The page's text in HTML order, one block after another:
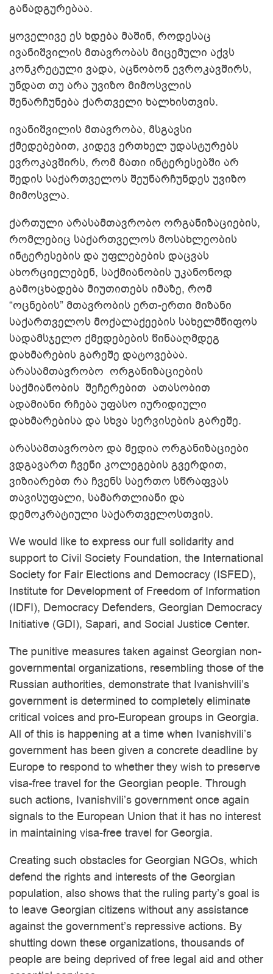
განადგურებაა.
ყოველივე ეს ხდება მაშინ, როდესაც
ივანიშვილის მთავრობას მიცემული აქვს
კონკრეტული ვადა, აცნობონ ევროკავშირს,
უნდათ თუ არა უვიზო მიმოსვლის
შენარჩუნება ქართველი ხალხისთვის.
ივანიშვილის მთავრობა, მსგავსი
ქმედებებით, კიდევ ერთხელ უდასტურებს
ევროკავშირს, რომ მათი ინტერესებში არ
შედის საქართველოს შეუნარჩუნდეს უვიზო
მიმოსვლა.
ქართული არასამთავრობო ორგანიზაციების,
რომლებიც საქართველოს მოსახლეობის
ინტერესების და უფლებების დაცვას
ახორციელებენ, საქმიანობის უკანონოდ
გამოცხადება მიუთითებს იმაზე, რომ
“ოცნების” მთავრობის ერთ-ერთი მიზანი
საქართველოს მოქალაქეების სახელმწიფოს
სადამსჯელო ქმედებების წინააღმდეგ
დახმარების გარეშე დატოვებაა.
არასამთავრობო ორგანიზაციების
საქმიანობის შეჩერებით ათასობით
ადამიანი რჩება უფასო იურიდიული
დახმარებისა და სხვა სერვისების გარეშე.
არასამთავრობო და მედია ორგანიზაციები
ვდგავართ ჩვენი კოლეგების გვერდით,
ვიზიარებთ რა ჩვენს საერთო სწრაფვას
თავისუფალი, სამართლიანი და
დემოკრატიული საქართველოსთვის.
We would like to express our full solidarity and
support to Civil Society Foundation, the International
Society for Fair Elections and Democracy (ISFED),
Institute for Development of Freedom of Information
(IDFI), Democracy Defenders, Georgian Democracy
Initiative (GDI), Sapari, and Social Justice Center.
The punitive measures taken against Georgian non-
governmental organizations, resembling those of the
Russian authorities, demonstrate that Ivanishvili’s
government is determined to completely eliminate
critical voices and pro-European groups in Georgia.
All of this is happening at a time when Ivanishvili’s
government has been given a concrete deadline by
Europe to respond to whether they wish to preserve
visa-free travel for the Georgian people. Through
such actions, Ivanishvili’s government once again
signals to the European Union that it has no interest
in maintaining visa-free travel for Georgia.
Creating such obstacles for Georgian NGOs, which
defend the rights and interests of the Georgian
population, also shows that the ruling party’s goal is
to leave Georgian citizens without any assistance
against the government’s repressive actions. By
shutting down these organizations, thousands of
people are being deprived of free legal aid and other